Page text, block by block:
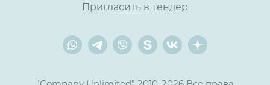
Пригласить в тендер